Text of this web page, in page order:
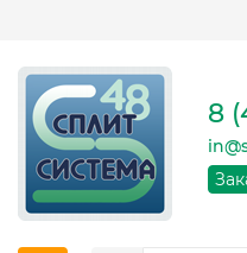
График
21:00
8